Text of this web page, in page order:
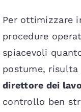
Per ottimizzare
procedure
spiacevoli
postume,
direttore dei
controllo ben